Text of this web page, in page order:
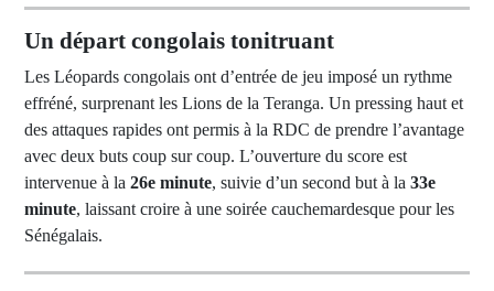
Un départ congolais tonitruant
Les Léopards congolais ont d’entrée de jeu imposé un rythme
effréné, surprenant les Lions de la Teranga. Un pressing haut et
des attaques rapides ont permis à la RDC de prendre l’avantage
avec deux buts coup sur coup. L’ouverture du score est
intervenue à la 26e minute, suivie d’un second but à la 33e
minute, laissant croire à une soirée cauchemardesque pour les
Sénégalais.